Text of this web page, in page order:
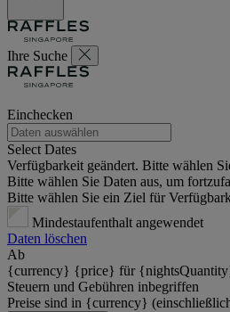
Ihre Suche
Einchecken
Select Dates
Verfügbarkeit geändert. Bitte wählen
Bitte wählen Sie Daten aus, um
Bitte wählen Sie ein Ziel für
Mindestaufenthalt angewendet
Daten löschen
Ab
{currency} {price} für
Steuern und Gebühren inbegriffen
Preise sind in {currency}